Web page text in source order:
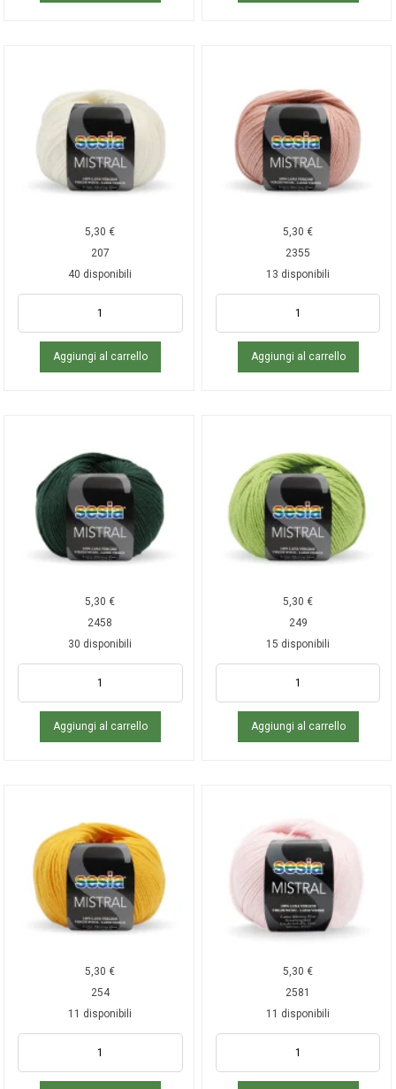
5,30€
207
40 disponibili
Aggiungi al carrello
5,30€
2355
13 disponibili
Aggiungi al carrello
5,30€
2458
30 disponibili
Aggiungi al carrello
5,30€
249
15 disponibili
Aggiungi al carrello
5,30€
254
11 disponibili
5,30€
2581
11 disponibili